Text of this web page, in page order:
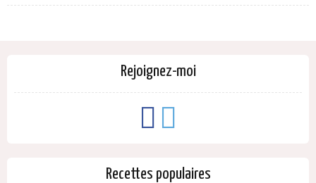
Rejoignez-moi
Recettes populaires